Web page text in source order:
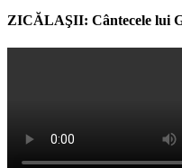
ZICĂLAŞII: Cântecele lui